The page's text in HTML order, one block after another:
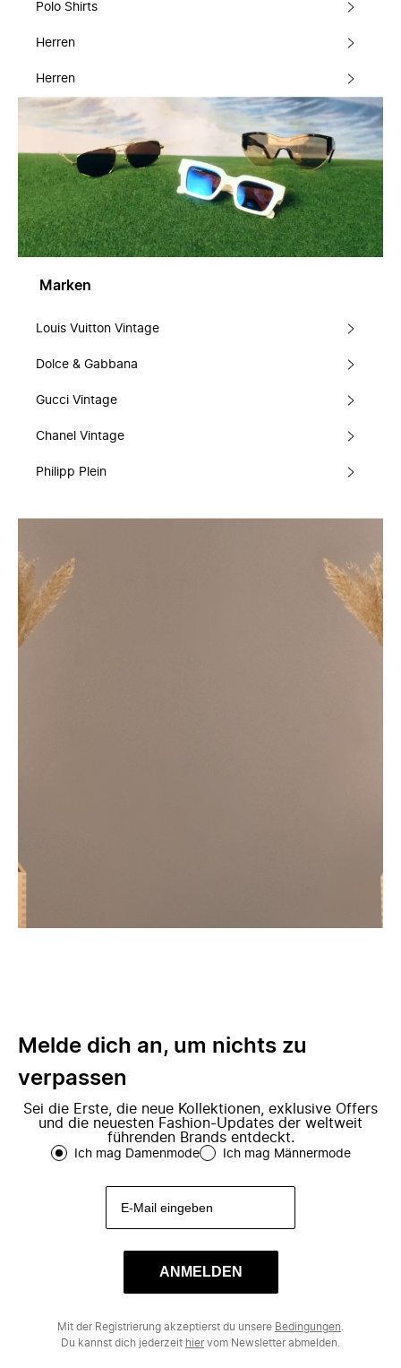
Polo Shirts
Herren
Herren
Marken
Louis Vuitton Vintage
Dolce & Gabbana
Gucci Vintage
Chanel Vintage
Philipp Plein
Melde dich an, um nichts zu
verpassen
Sei die Erste, die neue Kollektionen, exklusive Offers
und die neuesten Fashion-Updates der weltweit
führenden Brands entdeckt.
Ich mag Damenmode Ich mag Männermode
ANMELDEN
Mit der Registrierung akzeptierst du unsere Bedingungen
Du kannst dich jederzeit hiervom Newsletter abmelden.